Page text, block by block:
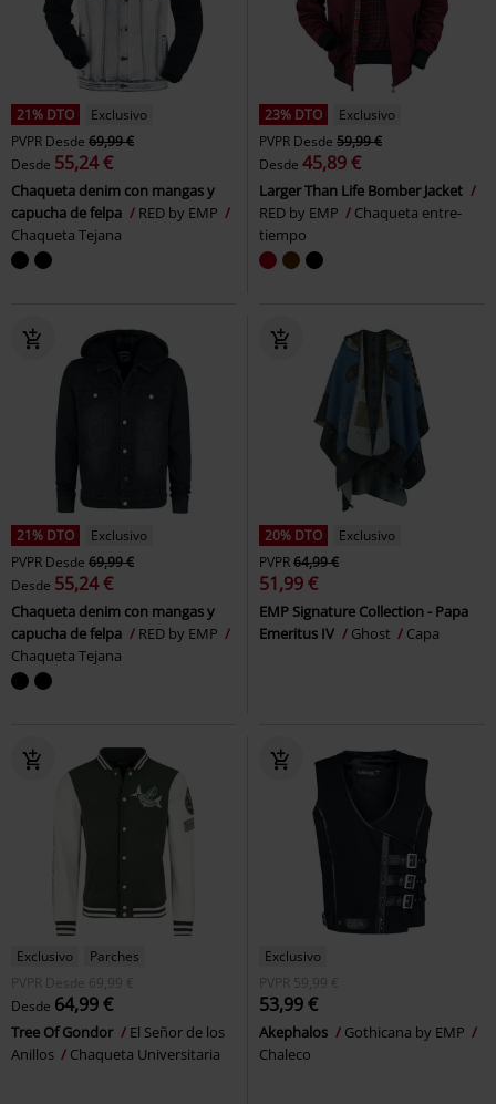
21% DTO
Exclusivo
PVPR Desde 69,99 €
Desde 55,24 €
Chaqueta denim con mangas y
capucha de felpa
RED by EMP
Chaqueta Tejana
23% DTO
Exclusivo
PVPR Desde 59,99 €
Desde 45,89 €
Larger Than Life Bomber Jacket
RED by EMP
Chaqueta entre-
tiempo
21% DTO
Exclusivo
PVPR Desde 69,99 €
Desde 55,24 €
Chaqueta denim con mangas y
capucha de felpa
RED by EMP
Chaqueta Tejana
20% DTO
Exclusivo
PVPR64,99 €
51,99 €
EMP Signature Collection - Papa
Emeritus IV
Ghost Capa
Exclusivo
Parches
PVPR
Desde 69,99 €
Desde 64,99 €
Tree Of Gondor
El Señor de los
Anillos
Chaqueta Universitaria
Exclusivo
PVPR
59,99 €
53,99 €
Akephalos
Gothicana by EMP
Chaleco